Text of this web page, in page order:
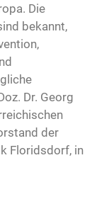
Die
bekannt,
Dr. Georg
der
Floridsdorf, in